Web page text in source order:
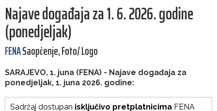
Najave događaja za 1. 6. 2026. godine
(ponedjeljak)
FENASaopćenje, Foto/ Logo
SARAJEVO, 1. juna (FENA) - Najave događaja za
ponedjeljak, 1. juna 2026. godine:
Sadržaj dostupan isključivo pretplatnicima FENA